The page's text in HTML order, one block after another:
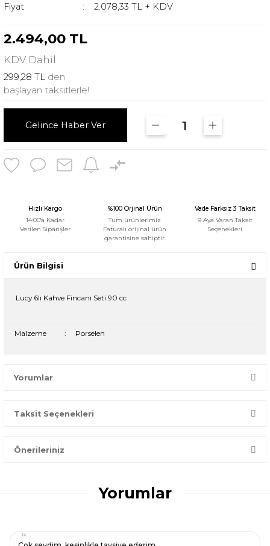
Fiyat
2.078,33 TL + KDV
2.494,00 TL
KDV Dahil
299,28 TL den
başlayan taksitlerle!
Gelince Haber Ver
Hızlı Kargo
14:00'a Kadar
Verilen Siparişler
%100 Orjinal Ürün
Tüm ürünlerimiz
Faturalı orijinal ürün
garantisine sahiptir.
Vade Farksız 3 Taksit
9 Aya Varan Taksit
Seçenekleri
Ürün Bilgisi
Lucy 6lı Kahve Fincanı Seti 90 cc
Malzeme : Porselen
Yorumlar
Bir dakikanızı ayırın, yorumunuzla başkalarının doğru seçim
Taksit Seçenekleri
Önerileriniz
konularda yetersiz gördüğünüz noktaları öneri formunu
kullanarak tarafımıza iletebilirsiniz.
Ürün resmi kalitesiz, bozuk veya görüntülenemiyor.
Yorumlar